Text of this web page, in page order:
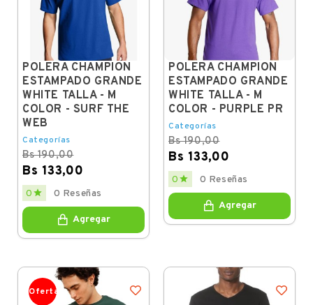
POLERA CHAMPION
ESTAMPADO GRANDE
WHITE TALLA - M
COLOR - SURF THE
WEB
Categorías
Bs 190,00
Bs 133,00
Regular
price
Price
0  0 Reseñas
Agregar
POLERA CHAMPION
ESTAMPADO GRANDE
WHITE TALLA - M
COLOR - PURPLE PR
Categorías
Bs 190,00
Bs 133,00
Regular
price
Price
0  0 Reseñas
Agregar
Oferta